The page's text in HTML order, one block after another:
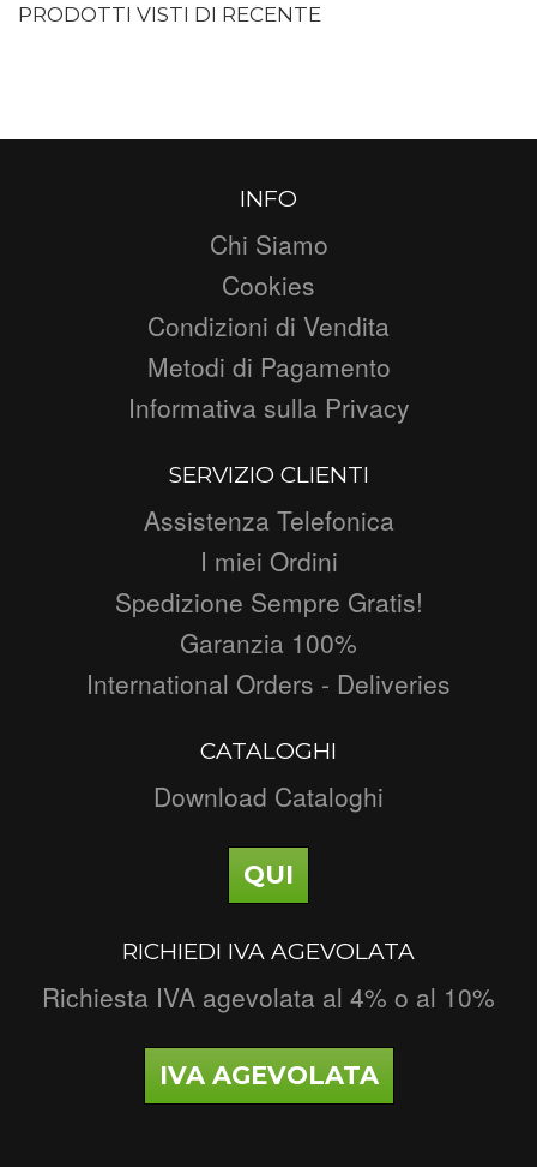
PRODOTTI VISTI DI RECENTE
INFO
Chi Siamo
Cookies
Condizioni di Vendita
Metodi di Pagamento
Informativa sulla Privacy
SERVIZIO CLIENTI
Assistenza Telefonica
I miei Ordini
Spedizione Sempre Gratis!
Garanzia 100%
International Orders - Deliveries
CATALOGHI
Download Cataloghi
QUI
RICHIEDI IVA AGEVOLATA
Richiesta IVA agevolata al 4% o al 10%
IVA AGEVOLATA